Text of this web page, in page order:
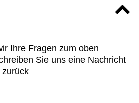
Ihre Fragen zum oben
Sie uns eine Nachricht
zurück